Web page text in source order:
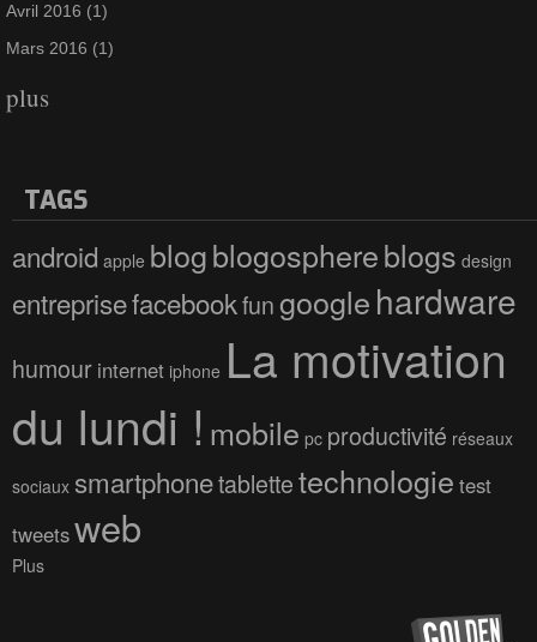
Avril 2016 (1)
Mars 2016 (1)
plus
TAGS
android apple blogblogosphereblogs design
entreprisefacebookfungooglehardware
humour internet iphone La motivation
du lundi ! mobile pc productivité réseaux
sociaux smartphonetablettetechnologie test
tweetsweb
Plus